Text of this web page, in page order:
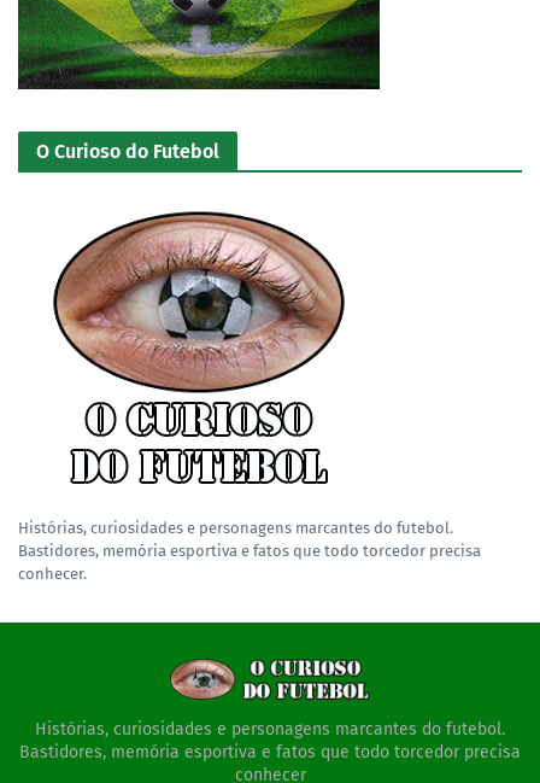
O Curioso do Futebol
Histórias, curiosidades e personagens marcantes do futebol.
Bastidores, memória esportiva e fatos que todo torcedor precisa
conhecer.
Histórias, curiosidades e personagens marcantes do futebol.
Bastidores, memória esportiva e fatos que todo torcedor precisa
conhecer